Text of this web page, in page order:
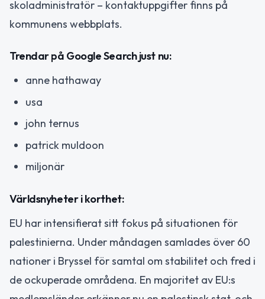
skoladministratör – kontaktuppgifter finns på
kommunens webbplats.
Trendar på Google Search just nu:
anne hathaway
usa
john ternus
patrick muldoon
miljonär
Världsnyheter i korthet:
EU har intensifierat sitt fokus på situationen för
palestinierna. Under måndagen samlades över 60
nationer i Bryssel för samtal om stabilitet och fred i
de ockuperade områdena. En majoritet av EU:s